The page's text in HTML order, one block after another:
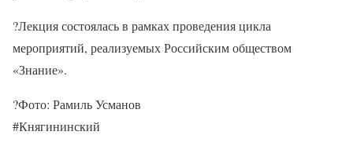
?Лекция состоялась в рамках проведения цикла
мероприятий, реализуемых Российским обществом
«Знание».
?Фото: Рамиль Усманов
#Княгининский